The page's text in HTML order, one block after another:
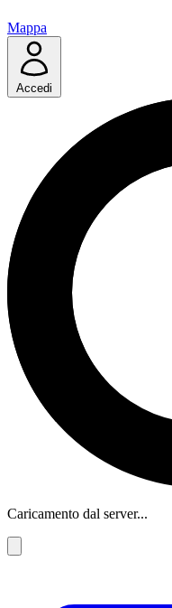
Mappa
Accedi
Caricamento dal server...